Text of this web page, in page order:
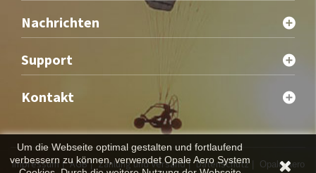
Nachrichten
Support
Kontakt
Um die Webseite optimal gestalten und fortlaufend
verbessern zu können, verwendet Opale Aero System
Impressum|AGB|Zahlung und Versand|Datenschutz| Opale Aero